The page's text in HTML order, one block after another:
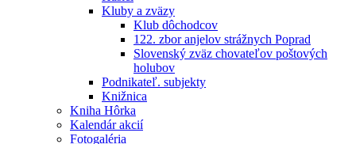
Kluby a zväzy
Klub dôchodcov
122. zbor anjelov strážnych Poprad
Slovenský zväz chovateľov poštových
holubov
Podnikateľ. subjekty
Knižnica
Kniha Hôrka
Kalendár akcií
Fotogaléria